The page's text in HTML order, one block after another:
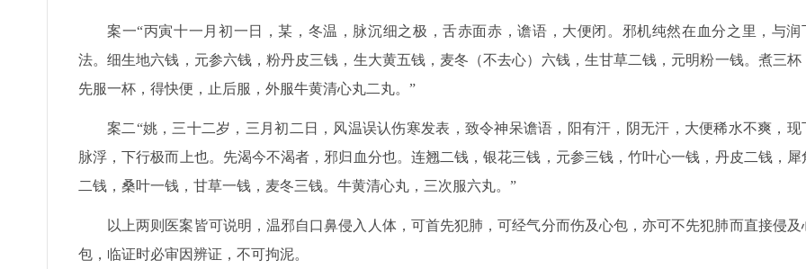
案一“丙寅十一月初一日，某，冬温，脉沉细之极，舌赤面赤，谵语，大便闭。邪机纯然在血分之里，与润
法。细生地六钱，元参六钱，粉丹皮三钱，生大黄五钱，麦冬（不去心）六钱，生甘草二钱，元明粉一钱。煮三杯
先服一杯，得快便，止后服，外服牛黄清心丸二丸。”
案二“姚，三十二岁，三月初二日，风温误认伤寒发表，致令神呆谵语，阳有汗，阴无汗，大便稀水不爽，现
脉浮，下行极而上也。先渴今不渴者，邪归血分也。连翘二钱，银花三钱，元参三钱，竹叶心一钱，丹皮二钱，犀
二钱，桑叶一钱，甘草一钱，麦冬三钱。牛黄清心丸，三次服六丸。”
以上两则医案皆可说明，温邪自口鼻侵入人体，可首先犯肺，可经气分而伤及心包，亦可不先犯肺而直接侵及
包，临证时必审因辨证，不可拘泥。